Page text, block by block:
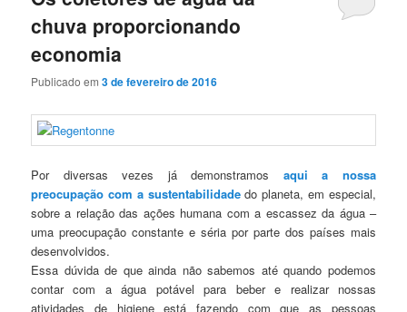
chuva proporcionando
economia
Publicado em3 de fevereiro de 2016
Por diversas vezes já demonstramos aqui a nossa
preocupação com a sustentabilidadedo planeta, em especial,
sobre a relação das ações humana com a escassez da água –
uma preocupação constante e séria por parte dos países mais
desenvolvidos.
Essa dúvida de que ainda não sabemos até quando podemos
contar com a água potável para beber e realizar nossas
atividades de higiene está fazendo com que as pessoas